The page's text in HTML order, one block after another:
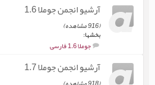
آرشیو انجمن جوملا 1.6
(916 مشاهده)
بخشها:
جوملا 1.6 فارسی
آرشیو انجمن جوملا 1.7